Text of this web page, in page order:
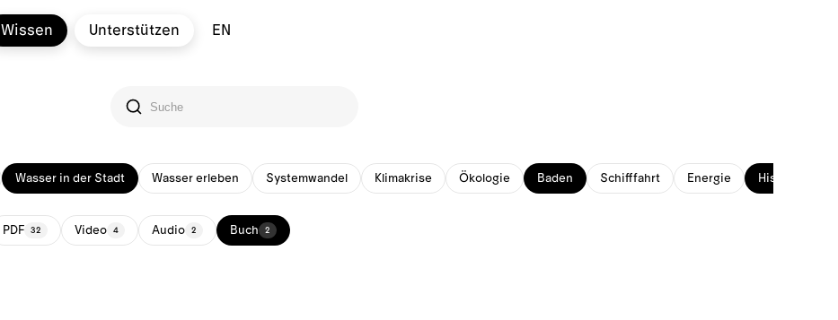
Wissen Unterstützen EN
Wasser in der Stadt Wasser erleben Systemwandel Klimakrise Ökologie Baden Schifffahrt Energie Historisches
PDF 32 Video 4 Audio 2 Buch 2